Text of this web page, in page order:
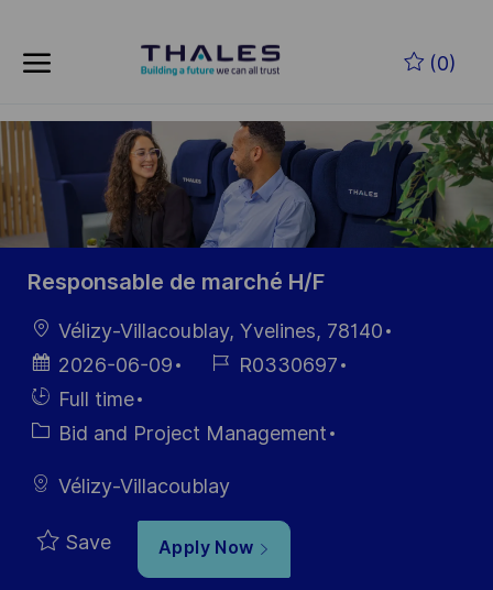
(0)
-
Responsable de marché H/F
LocationVélizy-Villacoublay, Yvelines, 78140
Posted
Date
2026-06-09
Job R0330697
Hiring
Type
Full time
CategoryBid and Project Management
Vélizy-Villacoublay
Save Apply Now